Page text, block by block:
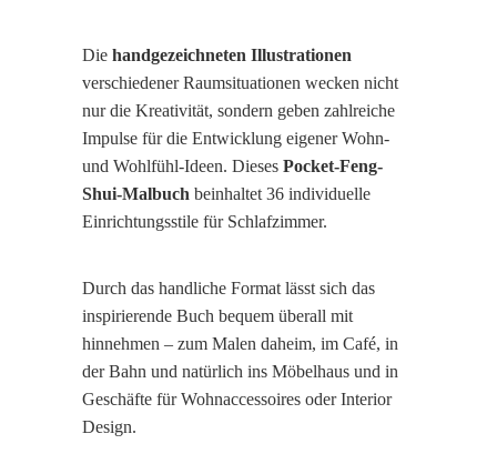
Die handgezeichneten Illustrationen
verschiedener Raumsituationen wecken nicht
nur die Kreativität, sondern geben zahlreiche
Impulse für die Entwicklung eigener Wohn-
und Wohlfühl-Ideen. Dieses Pocket-Feng-
Shui-Malbuch beinhaltet 36 individuelle
Einrichtungsstile für Schlafzimmer.
Durch das handliche Format lässt sich das
inspirierende Buch bequem überall mit
hinnehmen – zum Malen daheim, im Café, in
der Bahn und natürlich ins Möbelhaus und in
Geschäfte für Wohnaccessoires oder Interior
Design.